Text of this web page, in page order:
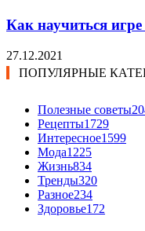
Как научиться игре
27.12.2021
ПОПУЛЯРНЫЕ
Полезные советы
Рецепты1729
Интересное1599
Мода1225
Жизнь834
Тренды320
Разное234
Здоровье172